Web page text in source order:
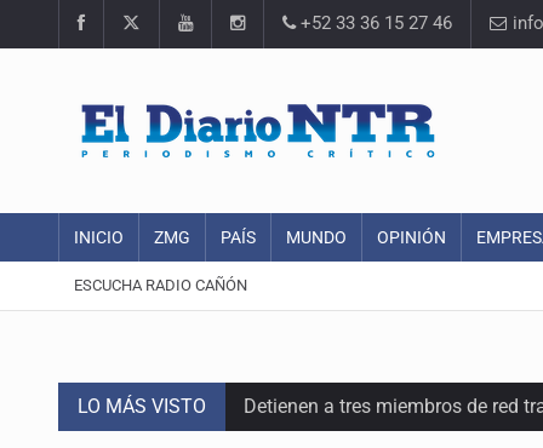
+52 33 36 15 27 46
INICIO ZMG PAÍS MUNDO OPINIÓN
ESCUCHA RADIO CAÑÓN
LO MÁS VISTO Detienen a tres miembros de red